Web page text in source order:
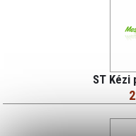
ST Kézi